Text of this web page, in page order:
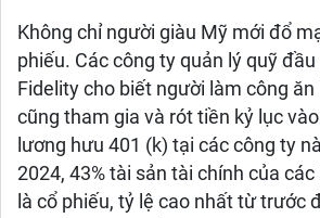
Không chỉ người giàu Mỹ mới đổ
phiếu. Các công ty quản lý quỹ
Fidelity cho biết người làm công
cũng tham gia và rót tiền kỷ lục
lương hưu 401 (k) tại các công ty
2024, 43% tài sản tài chính của
là cổ phiếu, tỷ lệ cao nhất từ trước